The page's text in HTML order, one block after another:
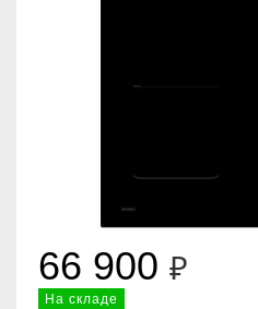
66 900 ₽
На складе